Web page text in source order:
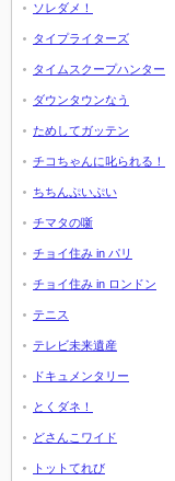
ソレダメ！
タイプライターズ
タイムスクープハンター
ダウンタウンなう
ためしてガッテン
チコちゃんに叱られる！
ちちんぷいぷい
チマタの噺
チョイ住み in パリ
チョイ住み in ロンドン
テニス
テレビ未来遺産
ドキュメンタリー
とくダネ！
どさんこワイド
トットてれび